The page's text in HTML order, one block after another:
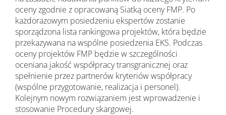
oceny zgodnie z opracowaną Siatką oceny FMP. Po
każdorazowym posiedzeniu ekspertów zostanie
sporządzona lista rankingowa projektów, która będzie
przekazywana na wspólne posiedzenia EKS. Podczas
oceny projektów FMP będzie w szczególności
oceniana jakość współpracy transgranicznej oraz
spełnienie przez partnerów kryteriów współpracy
(wspólne przygotowanie, realizacja i personel).
Kolejnym nowym rozwiązaniem jest wprowadzenie i
stosowanie Procedury skargowej.